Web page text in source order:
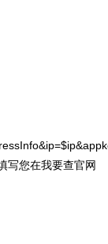
写您在我要查官网